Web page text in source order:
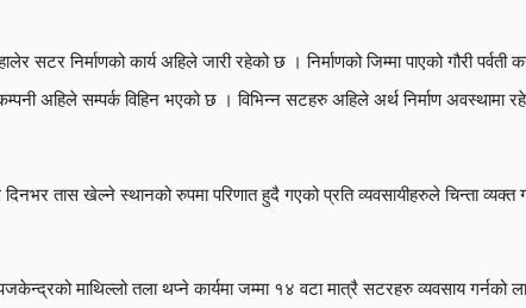
निर्माणको कार्य अहिले जारी रहेको छ । निर्माणको जिम्मा पाएको गौरी पर्वती
अहिले सम्पर्क विहिन भएको छ । विभिन्न सटहरु अहिले अर्थ निर्माण
तास खेल्ने स्थानको रुपमा परिणात हुदै गएको प्रति व्यवसायीहरुले चिन्ता
माथिल्लो तला थप्ने कार्यमा जम्मा १४ वटा मात्रै सटरहरु व्यवसाय गर्नको